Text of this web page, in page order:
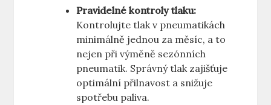
Pravidelné kontroly tlaku:
Kontrolujte tlak v pneumatikách
minimálně jednou za měsíc, a to
nejen při výměně sezónních
pneumatik. Správný tlak zajišťuje
optimální přilnavost a snižuje
spotřebu paliva.